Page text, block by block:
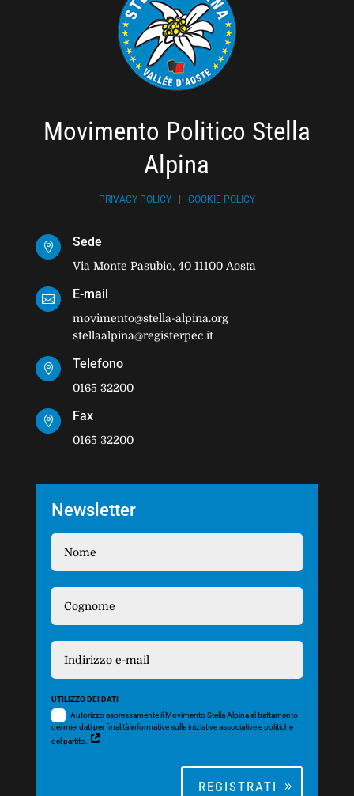
Movimento Politico Stella
Alpina
PRIVACY POLICY| COOKIE POLICY
 Sede
Via Monte Pasubio, 40 11100 Aosta
 E-mail
movimento@stella-alpina.org
stellaalpina@registerpec.it
 Telefono
0165 32200
 Fax
0165 32200
Newsletter
UTILIZZO DEI DATI
Autorizzo espressamente il Movimento Stella Alpina al trattamento
dei miei dati per finalità informative sulle iniziative associative e politiche
del partito.
REGISTRATI